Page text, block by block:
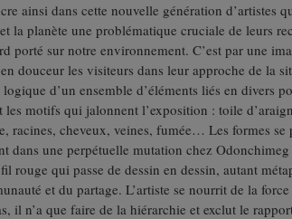
ainsi dans cette nouvelle génération d’artistes
la planète une problématique cruciale de leurs
porté sur notre environnement. C’est par une
douceur les visiteurs dans leur approche de la
d’un ensemble d’éléments liés en divers
motifs qui jalonnent l’exposition : toile
racines, cheveux, veines, fumée… Les formes se
dans une perpétuelle mutation chez
rouge qui passe de dessin en dessin, autant
et du partage. L’artiste se nourrit de la
il n’a que faire de la hiérarchie et exclut le